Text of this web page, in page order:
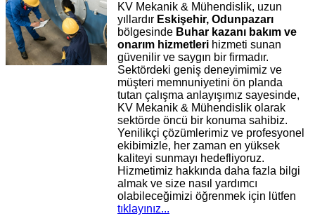
KV Mekanik & Mühendislik, uzun
yıllardır Eskişehir, Odunpazarı
bölgesinde Buhar kazanı bakım ve
onarım hizmetleri hizmeti sunan
güvenilir ve saygın bir firmadır.
Sektördeki geniş deneyimimiz ve
müşteri memnuniyetini ön planda
tutan çalışma anlayışımız sayesinde,
KV Mekanik & Mühendislik olarak
sektörde öncü bir konuma sahibiz.
Yenilikçi çözümlerimiz ve profesyonel
ekibimizle, her zaman en yüksek
kaliteyi sunmayı hedefliyoruz.
Hizmetimiz hakkında daha fazla bilgi
almak ve size nasıl yardımcı
olabileceğimizi öğrenmek için lütfen
tıklayınız...